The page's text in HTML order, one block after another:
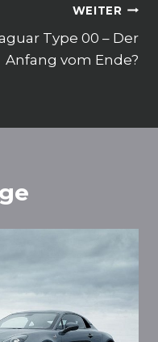
WEITER
Type 00 – Der
Anfang vom Ende?